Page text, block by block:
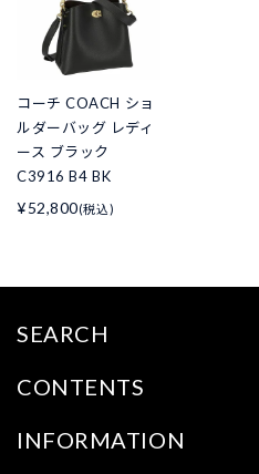
コーチ COACH ショ
ルダーバッグ レディ
ース ブラック
C3916 B4 BK
¥52,800(税込)
SEARCH
CONTENTS
INFORMATION